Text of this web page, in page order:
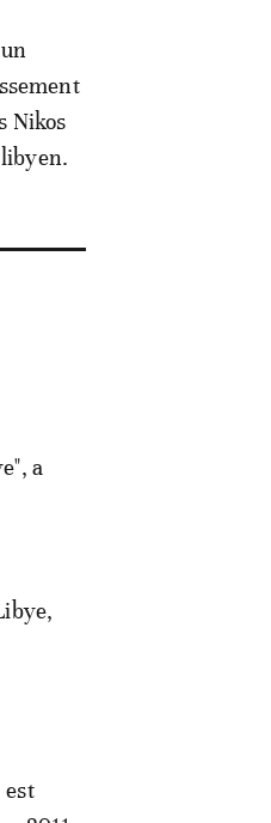
Nikos
a
est